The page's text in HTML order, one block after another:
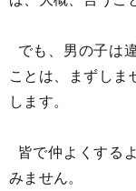
でも、男の子は
ことは、まずしま
します。
皆で仲よくする
みません。